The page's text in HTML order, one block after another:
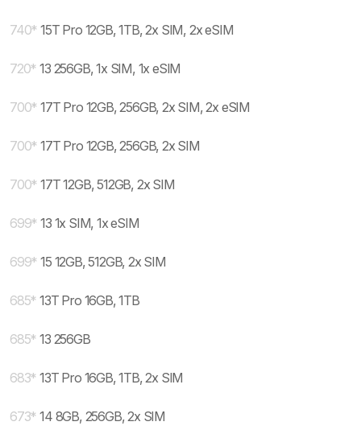
740* 15T Pro 12GB, 1TB, 2x SIM, 2x eSIM
720* 13 256GB, 1x SIM, 1x eSIM
700* 17T Pro 12GB, 256GB, 2x SIM, 2x eSIM
700* 17T Pro 12GB, 256GB, 2x SIM
700* 17T 12GB, 512GB, 2x SIM
699* 13 1x SIM, 1x eSIM
699* 15 12GB, 512GB, 2x SIM
685* 13T Pro 16GB, 1TB
685* 13 256GB
683* 13T Pro 16GB, 1TB, 2x SIM
673* 14 8GB, 256GB, 2x SIM